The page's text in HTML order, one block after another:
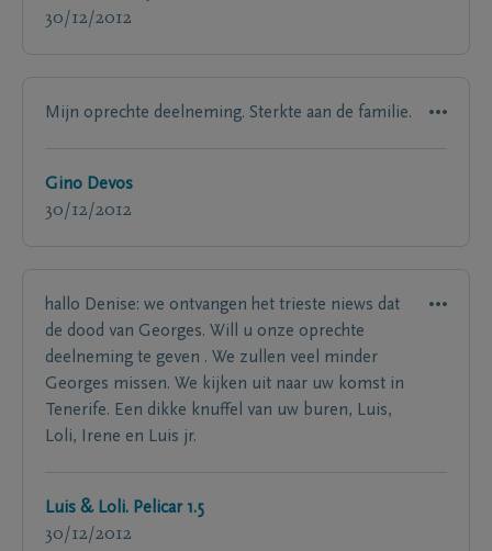
30/12/2012
Mijn oprechte deelneming. Sterkte aan de familie.
Gino Devos
30/12/2012
hallo Denise: we ontvangen het trieste niews dat
de dood van Georges. Will u onze oprechte
deelneming te geven . We zullen veel minder
Georges missen. We kijken uit naar uw komst in
Tenerife. Een dikke knuffel van uw buren, Luis,
Loli, Irene en Luis jr.
Luis & Loli. Pelicar 1.5
30/12/2012